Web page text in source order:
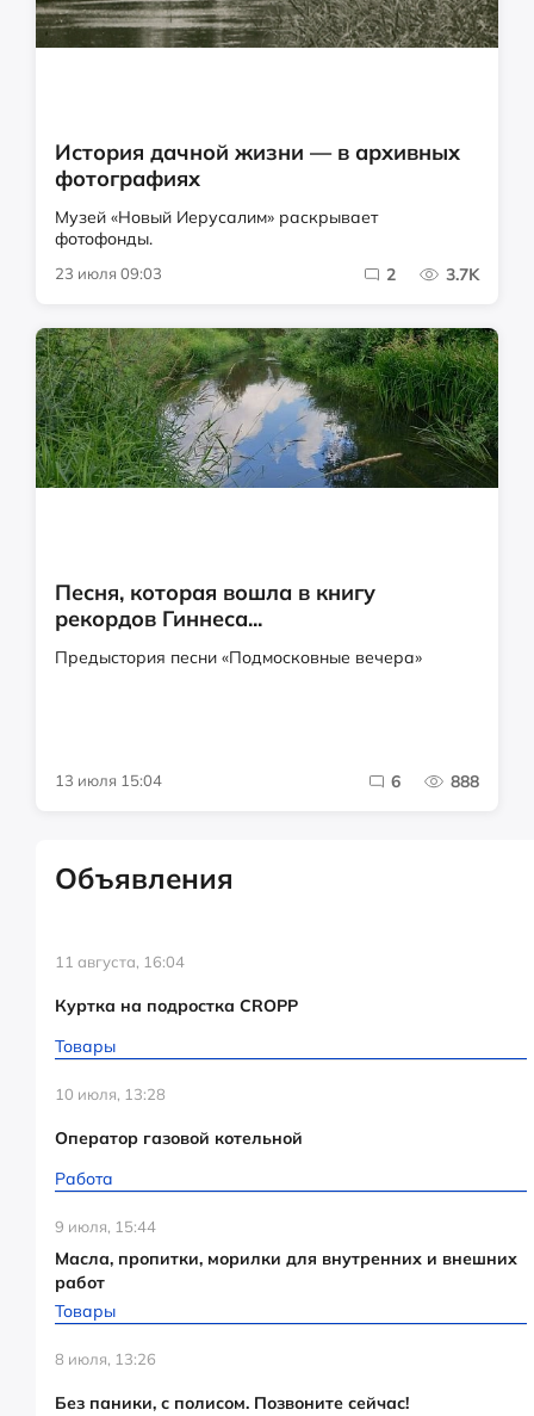
История дачной жизни — в архивных
фотографиях
Музей «Новый Иерусалим» раскрывает
фотофонды.
23 июля 09:03 2 3.7K
Песня, которая вошла в книгу
рекордов Гиннеса...
Предыстория песни «Подмосковные вечера»
13 июля 15:04 6 888
Объявления
11 августа, 16:04
Куртка на подростка CROPP
Товары
10 июля, 13:28
Оператор газовой котельной
Работа
9 июля, 15:44
Масла, пропитки, морилки для внутренних и внешних
работ
Товары
8 июля, 13:26
Без паники, с полисом. Позвоните сейчас!